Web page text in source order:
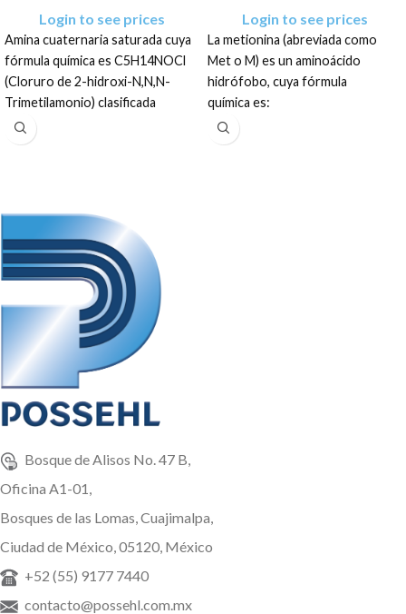
Login to see prices
Amina cuaternaria saturada cuya
fórmula química es C5H14NOCl
(Cloruro de 2-hidroxi-N,N,N-
Trimetilamonio) clasificada
comúnmente como una vitamina
del complejo B. El producto tiene
El producto tiene una
concentración mínima del 60%, en
zura como vehículo (corn-cob).
Sacos de: 25 KG, 0.50 TM y
Pallets de 1TM
Login to see prices
La metionina (abreviada como
Met o M) es un aminoácido
hidrófobo, cuya fórmula
química es:
HO2CCH(NH2)CH2CH2SCH3. Al
ser hidrófobo este aminoácido
Bosque de Alisos No. 47 B,
Oficina A1-01,
Bosques de las Lomas, Cuajimalpa,
Ciudad de México, 05120, México
+52 (55) 9177 7440
contacto@possehl.com.mx